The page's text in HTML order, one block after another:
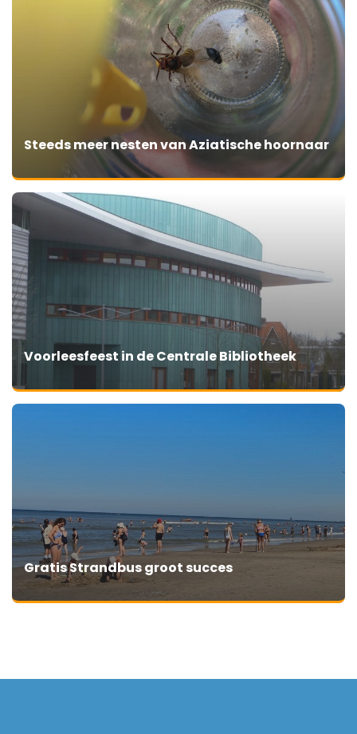
Steeds meer nesten van Aziatische hoornaar
Voorleesfeest in de Centrale Bibliotheek
Gratis Strandbus groot succes